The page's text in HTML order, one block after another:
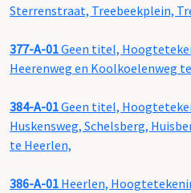
Sterrenstraat, Treebeekplein,
377-A-01Geen titel,
Heerenweg en Koolkoelenweg
384-A-01Geen titel,
Huskensweg, Schelsberg,
te Heerlen,
386-A-01 Heerlen,